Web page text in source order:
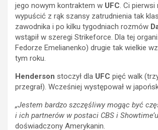
jego nowym kontraktem w UFC. Ci pierwsi
wypuścić z rąk szansy zatrudnienia tak
zawodnika i po kilku tygodniach rozmów
wstąpił w szeregi Strikeforce. Dla tej
Fedorze Emelianenko) drugie tak wielkie
tym roku.
Henderson stoczył dla UFC pięć walk
przegrał). Wcześniej występował w
„Jestem bardzo szczęśliwy mogąc być
i ich partnerów w postaci CBS i
doświadczony Amerykanin.